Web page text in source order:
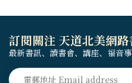
訂閱關注 天道北美網路
最新書訊、讀書會、講座、福音